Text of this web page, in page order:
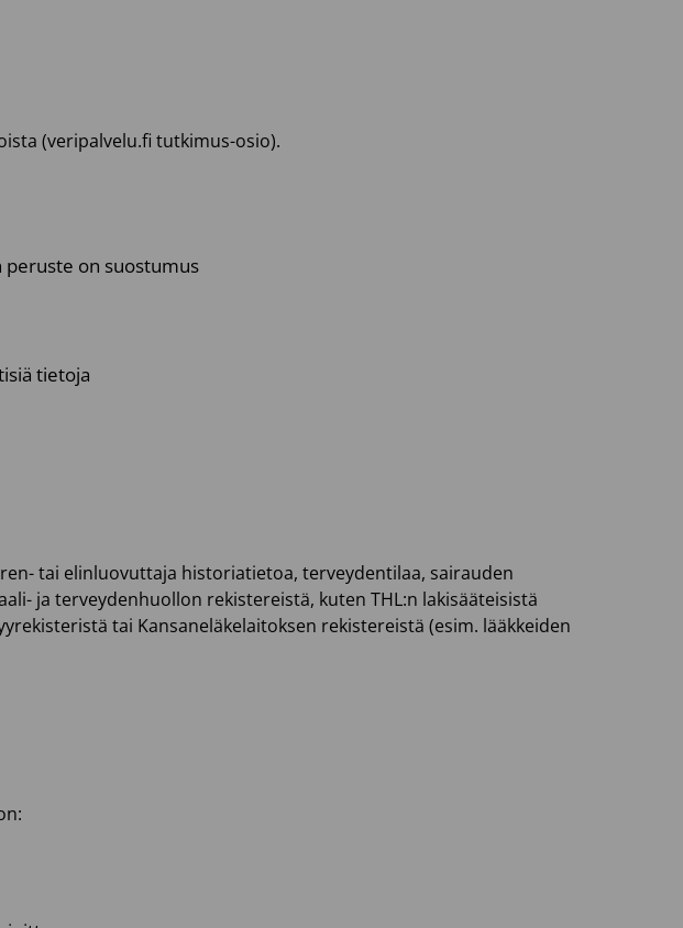
(veripalvelu.fi tutkimus-osio).
on suostumus
tietoja
tai elinluovuttaja historiatietoa, terveydentilaa, sairauden
ja terveydenhuollon rekistereistä, kuten THL:n lakisääteisistä
tai Kansaneläkelaitoksen rekistereistä (esim. lääkkeiden